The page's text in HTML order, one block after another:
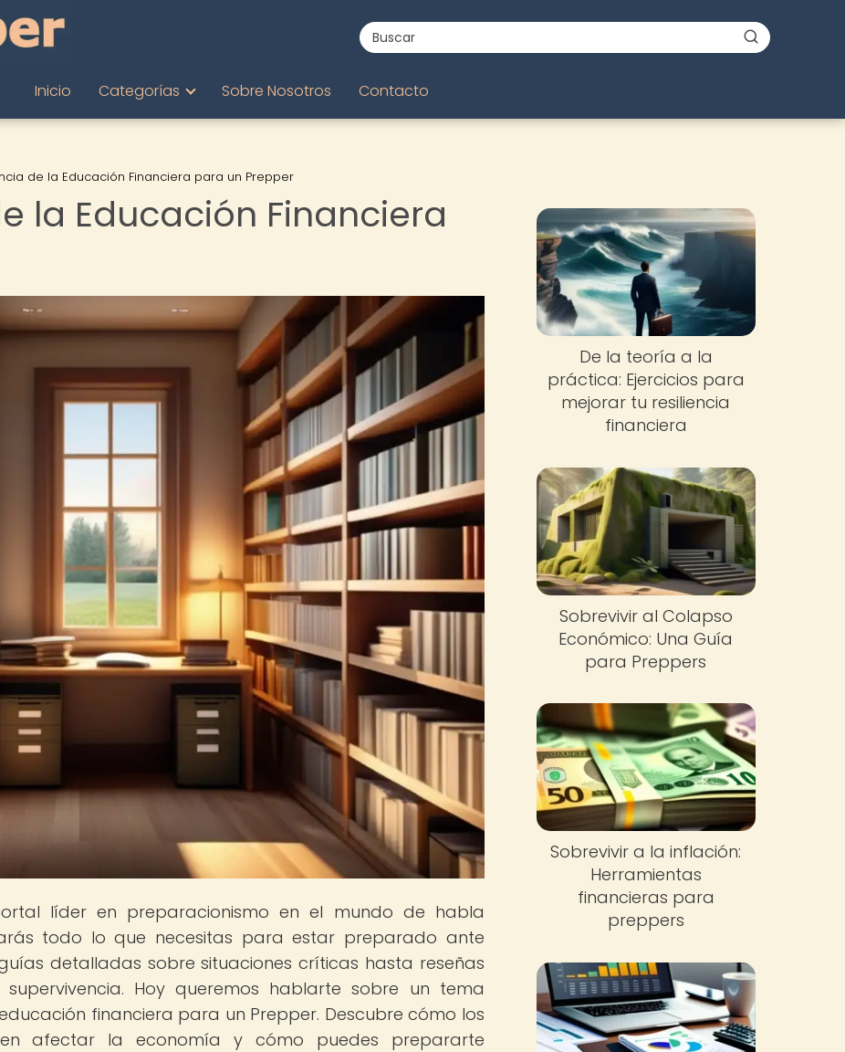
Inicio Categorías Sobre Nosotros Contacto
de la Educación Financiera para un Prepper
la Educación Financiera
líder en preparacionismo en el mundo de habla
todo lo que necesitas para estar preparado ante
detalladas sobre situaciones críticas hasta reseñas
Hoy queremos hablarte sobre un tema
financiera para un Prepper. Descubre cómo los
afectar la economía y cómo puedes prepararte
De la teoría a la
práctica: Ejercicios para
mejorar tu resiliencia
financiera
Sobrevivir al Colapso
Económico: Una Guía
para Preppers
Sobrevivir a la inflación:
Herramientas
financieras para
preppers